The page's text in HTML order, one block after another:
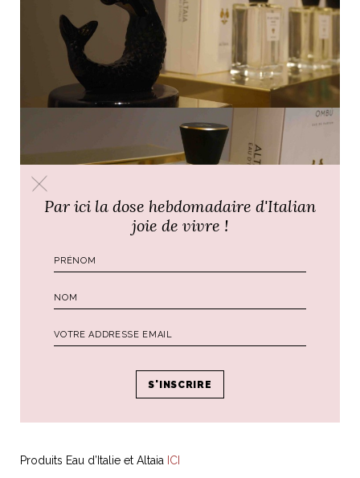
Si vous avez la chance de séjourner un jour à l’hôtel Sirenuse,
gel douche, shampoing et lait pour le corps. Pour les autres,
commandez votre parfum en ligne et complétez par un
Produits Eau d’Italie et Altaia ICI
Par ici la dose hebdomadaire d'Italian
joie de vivre !